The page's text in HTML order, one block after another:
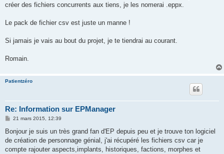
créer des fichiers concurrents aux tiens, je les nomerai .eppx.
Le pack de fichier csv est juste un manne !
Si jamais je vais au bout du projet, je te tiendrai au courant.
Romain.
Patientzéro
Re: Information sur EPManager
M
s
a
g
21 mars 2015, 12:39
Bonjour je suis un très grand fan d'EP depuis peu et je trouve ton logiciel
de création de personnage génial, j'ai récupéré les fichiers csv car je
compte rajouter aspects,implants, historiques, factions, morphes et